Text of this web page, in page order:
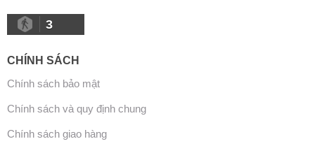
3
CHÍNH SÁCH
Chính sách bảo mật
Chính sách và quy định chung
Chính sách giao hàng